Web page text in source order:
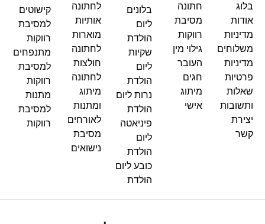
בלוג
אודות
מדיניות
משלוחים
מדיניות
פרטיות
שאלות
ותשובות
יצירת
קשר
חתונה
מסיבת
רווקות
גילוי מין
העובר
חגים
מיתוג
אישי
בלונים
ליום
הולדת
שקיות
ליום
הולדת
נרות ליום
הולדת
פיניאטה
ליום
הולדת
כובע ליום
הולדת
לחתונה
אותיות
מוארות
לחתונה
חולצות
לחתונה
מיתוג
ומתנות
לאורחים
מסיבת
נישואים
קישוטים
למסיבת
רווקות
מתנפחים
למסיבת
רווקות
מתנות
למסיבת
רווקות